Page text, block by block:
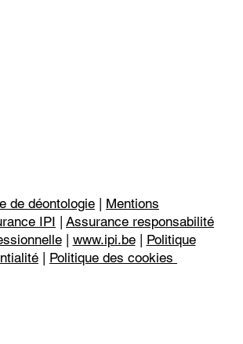
de déontologie
Mentions
IPI
Assurance responsabilité
| www.ipi.be| Politique
Politique des cookies